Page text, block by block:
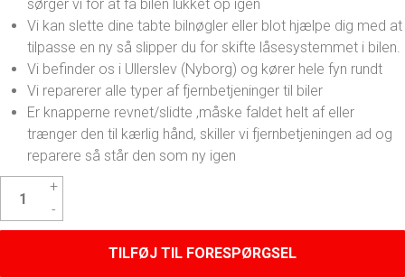
sørger vi for at få bilen lukket op igen
Vi kan slette dine tabte bilnøgler eller blot hjælpe dig med at
tilpasse en ny så slipper du for skifte låsesystemmet i bilen.
Vi befinder os i Ullerslev (Nyborg) og kører hele fyn rundt
Vi reparerer alle typer af fjernbetjeninger til biler
Er knapperne revnet/slidte ,måske faldet helt af eller
trænger den til kærlig hånd, skiller vi fjernbetjeningen ad og
reparere så står den som ny igen
S80
Nøgle
TILFØJ TIL FORESPØRGSEL